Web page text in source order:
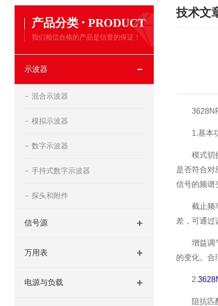
产品分类 · PRODUCT
我们相信合格的产品是信誉的保证！
示波器
混合示波器
模拟示波器
数字示波器
手持式数字示波器
探头和附件
信号源
万用表
电源与负载
技术文
3628NF
1.基本
模式切换
是否符合对
信号的频谱
截止频率
差，可通过
增益调节
的变化。合
2.
阻抗匹配